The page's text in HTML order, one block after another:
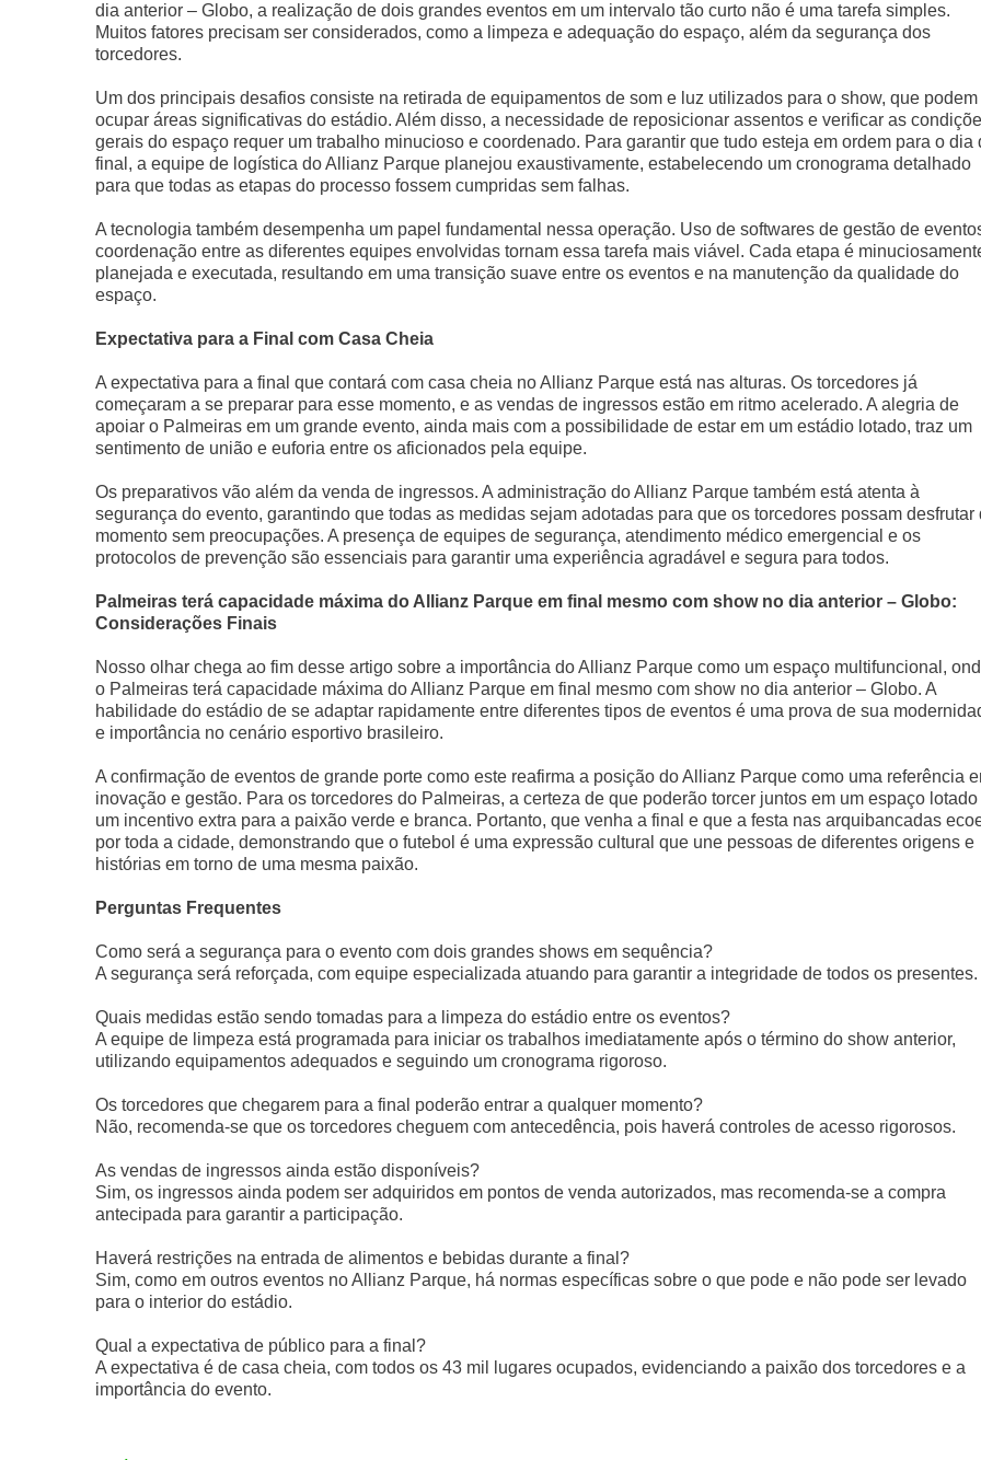
dia anterior – Globo, a realização de dois grandes eventos em um intervalo tão curto não é uma tarefa simples.
Muitos fatores precisam ser considerados, como a limpeza e adequação do espaço, além da segurança dos
torcedores.
Um dos principais desafios consiste na retirada de equipamentos de som e luz utilizados para o show, que podem
ocupar áreas significativas do estádio. Além disso, a necessidade de reposicionar assentos e verificar as
gerais do espaço requer um trabalho minucioso e coordenado. Para garantir que tudo esteja em ordem para o dia
final, a equipe de logística do Allianz Parque planejou exaustivamente, estabelecendo um cronograma detalhado
para que todas as etapas do processo fossem cumpridas sem falhas.
A tecnologia também desempenha um papel fundamental nessa operação. Uso de softwares de gestão de
coordenação entre as diferentes equipes envolvidas tornam essa tarefa mais viável. Cada etapa é
planejada e executada, resultando em uma transição suave entre os eventos e na manutenção da qualidade do
espaço.
Expectativa para a Final com Casa Cheia
A expectativa para a final que contará com casa cheia no Allianz Parque está nas alturas. Os torcedores já
começaram a se preparar para esse momento, e as vendas de ingressos estão em ritmo acelerado. A alegria de
apoiar o Palmeiras em um grande evento, ainda mais com a possibilidade de estar em um estádio lotado, traz um
sentimento de união e euforia entre os aficionados pela equipe.
Os preparativos vão além da venda de ingressos. A administração do Allianz Parque também está atenta à
segurança do evento, garantindo que todas as medidas sejam adotadas para que os torcedores possam desfrutar
momento sem preocupações. A presença de equipes de segurança, atendimento médico emergencial e os
protocolos de prevenção são essenciais para garantir uma experiência agradável e segura para todos.
Palmeiras terá capacidade máxima do Allianz Parque em final mesmo com show no dia anterior – Globo:
Considerações Finais
Nosso olhar chega ao fim desse artigo sobre a importância do Allianz Parque como um espaço multifuncional,
o Palmeiras terá capacidade máxima do Allianz Parque em final mesmo com show no dia anterior – Globo. A
habilidade do estádio de se adaptar rapidamente entre diferentes tipos de eventos é uma prova de sua
e importância no cenário esportivo brasileiro.
A confirmação de eventos de grande porte como este reafirma a posição do Allianz Parque como uma referência
inovação e gestão. Para os torcedores do Palmeiras, a certeza de que poderão torcer juntos em um espaço lotado
um incentivo extra para a paixão verde e branca. Portanto, que venha a final e que a festa nas arquibancadas
por toda a cidade, demonstrando que o futebol é uma expressão cultural que une pessoas de diferentes origens e
histórias em torno de uma mesma paixão.
Perguntas Frequentes
Como será a segurança para o evento com dois grandes shows em sequência?
A segurança será reforçada, com equipe especializada atuando para garantir a integridade de todos os presentes.
Quais medidas estão sendo tomadas para a limpeza do estádio entre os eventos?
A equipe de limpeza está programada para iniciar os trabalhos imediatamente após o término do show anterior,
utilizando equipamentos adequados e seguindo um cronograma rigoroso.
Os torcedores que chegarem para a final poderão entrar a qualquer momento?
Não, recomenda-se que os torcedores cheguem com antecedência, pois haverá controles de acesso rigorosos.
As vendas de ingressos ainda estão disponíveis?
Sim, os ingressos ainda podem ser adquiridos em pontos de venda autorizados, mas recomenda-se a compra
antecipada para garantir a participação.
Haverá restrições na entrada de alimentos e bebidas durante a final?
Sim, como em outros eventos no Allianz Parque, há normas específicas sobre o que pode e não pode ser levado
para o interior do estádio.
Qual a expectativa de público para a final?
A expectativa é de casa cheia, com todos os 43 mil lugares ocupados, evidenciando a paixão dos torcedores e a
importância do evento.